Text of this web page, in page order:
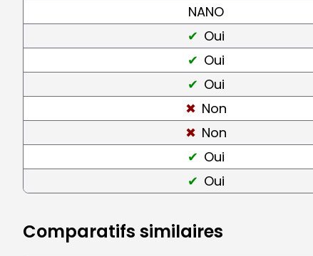
NANO
Oui
Oui
Oui
Non
Non
Oui
Oui
Comparatifs similaires